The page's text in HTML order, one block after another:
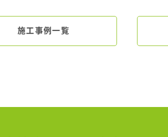
施工事例一覧